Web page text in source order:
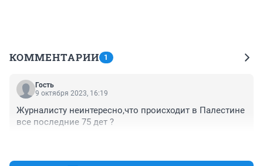
КОММЕНТАРИИ 1
Гость
9 октября 2023, 16:19
Журналисту неинтересно,что происходит в Палестине
все последние 75 дет ?